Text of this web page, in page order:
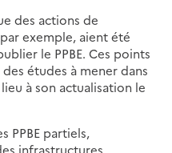
des actions de
exemple, aient été
le PPBE. Ces points
études à mener dans
à son actualisation le
PPBE partiels,
infrastructures